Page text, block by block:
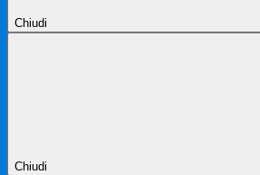
Chiudi
Chiudi